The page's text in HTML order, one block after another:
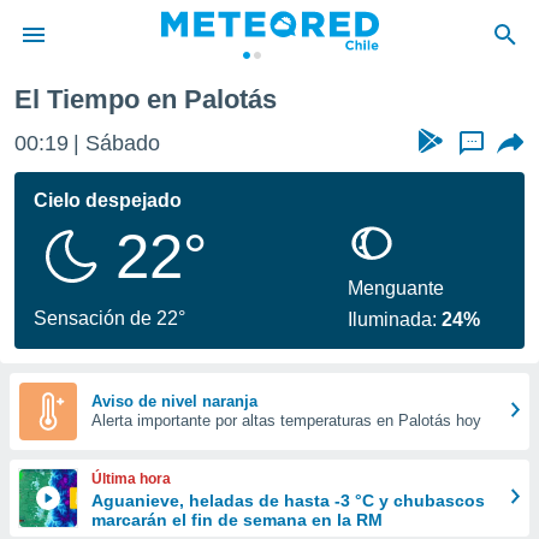
de
por
se
calidad.
a este
las
y
forma
digital
basada
El Tiempo en Palotás
00:19 Sábado ...
Cielo despejado
22°
Sensación de 22°
Menguante
Iluminada:24%
Aviso de nivel naranja
Alerta importante por altas temperaturas en Palotás hoy
Última hora
Aguanieve, heladas de hasta -3 °C y chubascos
marcarán el fin de semana en la RM